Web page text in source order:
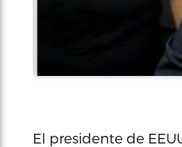
El presidente de